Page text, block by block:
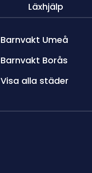
Läxhjälp
Barnvakt Umeå
Barnvakt Borås
Visa alla städer